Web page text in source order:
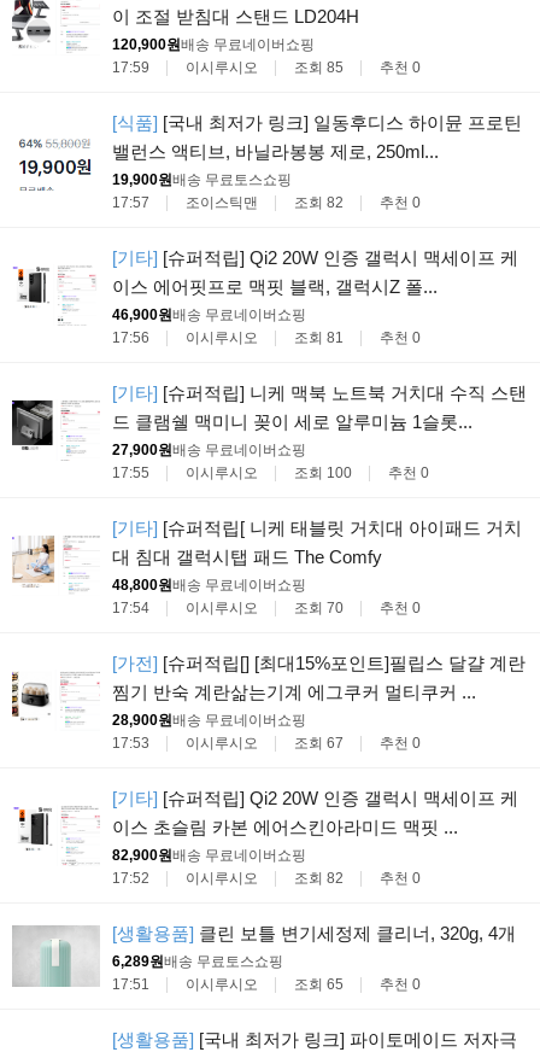
이 조절 받침대 스탠드 LD204H
120,900원배송 무료네이버쇼핑
17:59
이시루시오 조회 85 추천 0
[식품] [국내 최저가 링크] 일동후디스 하이뮨 프로틴
밸런스 액티브, 바닐라봉봉 제로, 250ml...
19,900원배송 무료토스쇼핑
17:57
조이스틱맨 조회 82 추천 0
[기타] [슈퍼적립] Qi2 20W 인증 갤럭시 맥세이프 케
이스 에어핏프로 맥핏 블랙, 갤럭시Z 폴...
46,900원배송 무료네이버쇼핑
17:56
이시루시오 조회 81 추천 0
[기타] [슈퍼적립] 니케 맥북 노트북 거치대 수직 스탠
드 클램쉘 맥미니 꽂이 세로 알루미늄 1슬롯...
27,900원배송 무료네이버쇼핑
17:55
이시루시오 조회 100 추천 0
[기타] [슈퍼적립[ 니케 태블릿 거치대 아이패드 거치
대 침대 갤럭시탭 패드 The Comfy
48,800원배송 무료네이버쇼핑
17:54
이시루시오 조회 70 추천 0
[가전] [슈퍼적립[] [최대15%포인트]필립스 달걀 계란
찜기 반숙 계란삶는기계 에그쿠커 멀티쿠커 ...
28,900원배송 무료네이버쇼핑
17:53
이시루시오 조회 67 추천 0
[기타] [슈퍼적립] Qi2 20W 인증 갤럭시 맥세이프 케
이스 초슬림 카본 에어스킨아라미드 맥핏 ...
82,900원배송 무료네이버쇼핑
17:52
이시루시오 조회 82 추천 0
[생활용품] 클린 보틀 변기세정제 클리너, 320g, 4개
6,289원배송 무료토스쇼핑
17:51
이시루시오 조회 65 추천 0
[생활용품] [국내 최저가 링크] 파이토메이드 저자극